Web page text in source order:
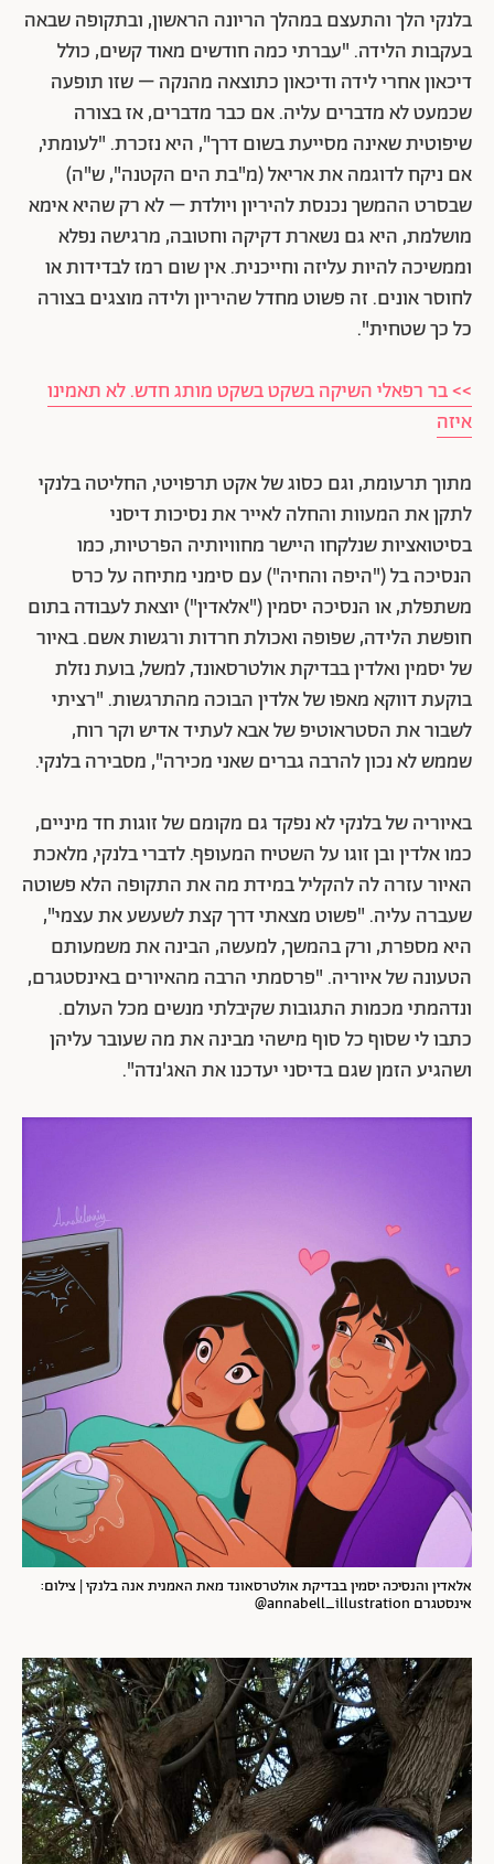
בלנקי הלך והתעצם במהלך הריונה הראשון, ובתקופה שבאה
בעקבות הלידה. "עברתי כמה חודשים מאוד קשים, כולל
דיכאון אחרי לידה ודיכאון כתוצאה מהנקה – שזו תופעה
שכמעט לא מדברים עליה. אם כבר מדברים, אז בצורה
שיפוטית שאינה מסייעת בשום דרך", היא נזכרת. "לעומתי,
אם ניקח לדוגמה את אריאל (מ"בת הים הקטנה", ש"ה)
שבסרט ההמשך נכנסת להיריון ויולדת – לא רק שהיא אימא
מושלמת, היא גם נשארת דקיקה וחטובה, מרגישה נפלא
וממשיכה להיות עליזה וחייכנית. אין שום רמז לבדידות או
לחוסר אונים. זה פשוט מחדל שהיריון ולידה מוצגים בצורה
כל כך שטחית".
>> בר רפאלי השיקה בשקט בשקט מותג חדש. לא תאמינו
איזה
מתוך תרעומת, וגם כסוג של אקט תרפויטי, החליטה בלנקי
לתקן את המעוות והחלה לאייר את נסיכות דיסני
בסיטואציות שנלקחו היישר מחוויותיה הפרטיות, כמו
הנסיכה בל ("היפה והחיה") עם סימני מתיחה על כרס
משתפלת, או הנסיכה יסמין ("אלאדין") יוצאת לעבודה בתום
חופשת הלידה, שפופה ואכולת חרדות ורגשות אשם. באיור
של יסמין ואלדין בבדיקת אולטרסאונד, למשל, בועת נזלת
בוקעת דווקא מאפו של אלדין הבוכה מהתרגשות. "רציתי
לשבור את הסטראוטיפ של אבא לעתיד אדיש וקר רוח,
שממש לא נכון להרבה גברים שאני מכירה", מסבירה בלנקי.
באיוריה של בלנקי לא נפקד גם מקומם של זוגות חד מיניים,
כמו אלדין ובן זוגו על השטיח המעופף. לדברי בלנקי, מלאכת
האיור עזרה לה להקליל במידת מה את התקופה הלא פשוטה
שעברה עליה. "פשוט מצאתי דרך קצת לשעשע את עצמי",
היא מספרת, ורק בהמשך, למעשה, הבינה את משמעותם
הטעונה של איוריה. "פרסמתי הרבה מהאיורים באינסטגרם,
ונדהמתי מכמות התגובות שקיבלתי מנשים מכל העולם.
כתבו לי שסוף כל סוף מישהי מבינה את מה שעובר עליהן
ושהגיע הזמן שגם בדיסני יעדכנו את האג'נדה".
אלאדין והנסיכה יסמין בבדיקת אולטרסאונד מאת האמנית אנה בלנקי | צילום:
אינסטגרם annabell_illustration@